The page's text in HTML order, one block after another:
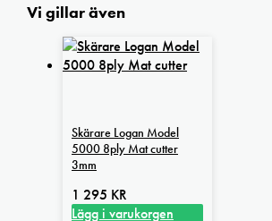
Vi gillar även
Skärare Logan Model
5000 8ply Mat cutter
3mm
1 295 KR
Lägg i varukorgen